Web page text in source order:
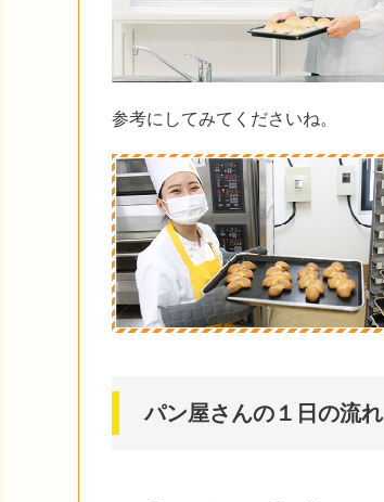
参考にしてみてくださいね。
パン屋さんの１日の流れ